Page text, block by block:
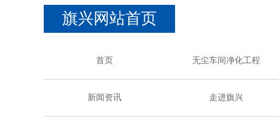
旗兴网站首页
首页 无尘车间净化工程
新闻资讯 走进旗兴